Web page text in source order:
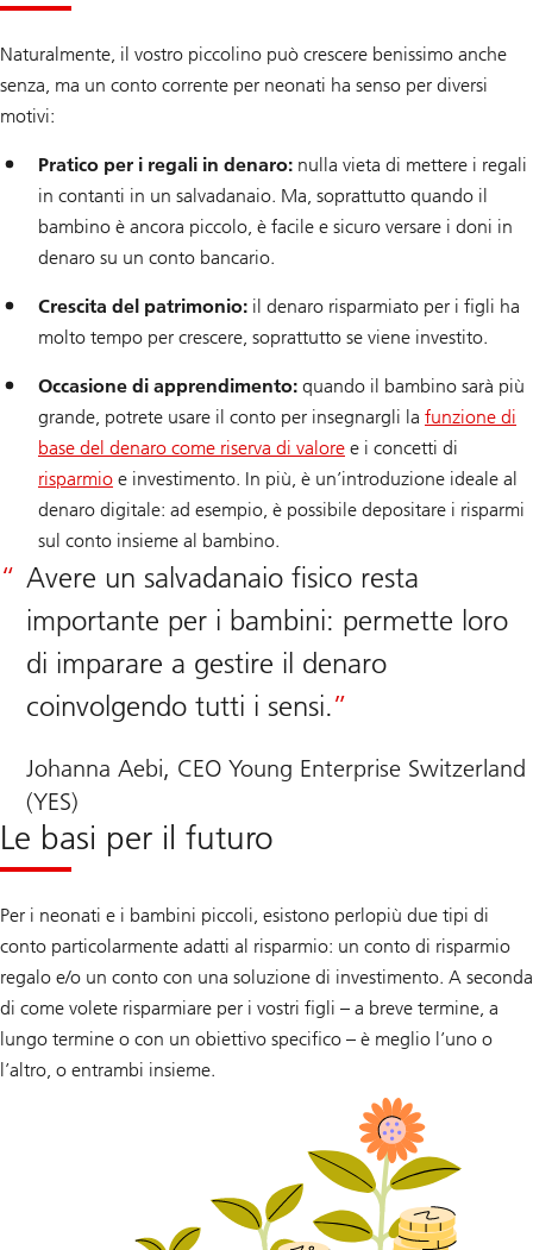
Naturalmente, il vostro piccolino può crescere benissimo anche
senza, ma un conto corrente per neonati ha senso per diversi
motivi:
Pratico per i regali in denaro: nulla vieta di mettere i regali
in contanti in un salvadanaio. Ma, soprattutto quando il
bambino è ancora piccolo, è facile e sicuro versare i doni in
denaro su un conto bancario.
Crescita del patrimonio: il denaro risparmiato per i figli ha
molto tempo per crescere, soprattutto se viene investito.
Occasione di apprendimento: quando il bambino sarà più
grande, potrete usare il conto per insegnargli la funzione di
base del denaro come riserva di valore e i concetti di
risparmio e investimento. In più, è un’introduzione ideale al
denaro digitale: ad esempio, è possibile depositare i risparmi
sul conto insieme al bambino.
Avere un salvadanaio fisico resta
importante per i bambini: permette loro
di imparare a gestire il denaro
coinvolgendo tutti i sensi.
Johanna Aebi, CEO Young Enterprise Switzerland
(YES)
Le basi per il futuro
Per i neonati e i bambini piccoli, esistono perlopiù due tipi di
conto particolarmente adatti al risparmio: un conto di risparmio
regalo e/o un conto con una soluzione di investimento. A seconda
di come volete risparmiare per i vostri figli – a breve termine, a
lungo termine o con un obiettivo specifico – è meglio l’uno o
l’altro, o entrambi insieme.